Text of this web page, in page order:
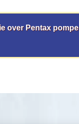
over Pentax